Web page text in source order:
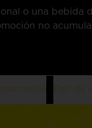
o una bebida
no